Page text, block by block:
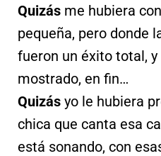
Quizás me hubiera
pequeña, pero donde
fueron un éxito total,
mostrado, en fin…
Quizás yo le hubiera
chica que canta esa
está sonando, con